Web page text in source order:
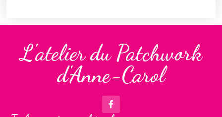
L'atelier du Patchwork
d'Anne-Carol